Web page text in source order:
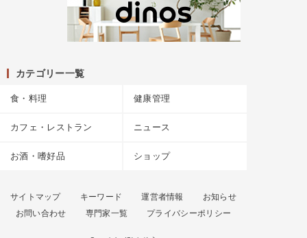
カテゴリー一覧
食・料理 健康管理
カフェ・レストラン ニュース
お酒・嗜好品 ショップ
サイトマップ キーワード 運営者情報
お知らせ
お問い合わせ
専門家一覧 プライバシーポリシー